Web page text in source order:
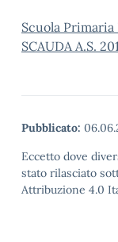
Scuola Primaria
SCAUDA A.S.
Pubblicato:
Eccetto dove
stato rilasciato
Attribuzione 4.0